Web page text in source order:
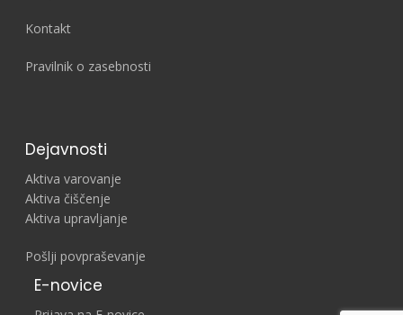
Kontakt
Pravilnik o zasebnosti
Dejavnosti
Aktiva varovanje
Aktiva čiščenje
Aktiva upravljanje
Pošlji povpraševanje
E-novice